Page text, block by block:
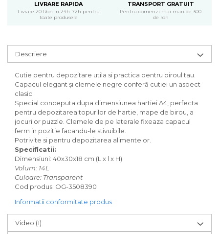
LIVRARE RAPIDA
Livrare 20 Ron in 24h-72h pentru
toate produsele
TRANSPORT GRATUIT
Pentru comenzi mai mari de 300
de ron
Descriere
Cutie pentru depozitare utila si practica pentru biroul tau.
Capacul elegant și clemele negre conferă cutiei un aspect
clasic.
Special conceputa dupa dimensiunea hartiei A4, perfecta
pentru depozitarea topurilor de hartie, mape de birou, a
jocurilor puzzle. Clemele de pe laterale fixeaza capacul
ferm in pozitie facandu-le stivuibile.
Potrivite si pentru depozitarea alimentelor.
Specificatii:
Dimensiuni: 40x30x18 cm (L x l x H)
Volum: 14L
Culoare: Transparent
Cod produs: OG-3508390
Informatii conformitate produs
Video (1)